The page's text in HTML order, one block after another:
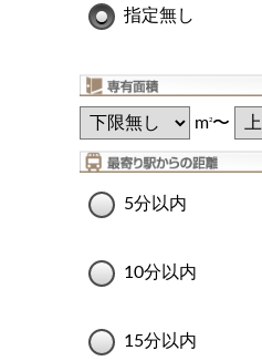
指定無し
m2〜
5分以内
10分以内
15分以内